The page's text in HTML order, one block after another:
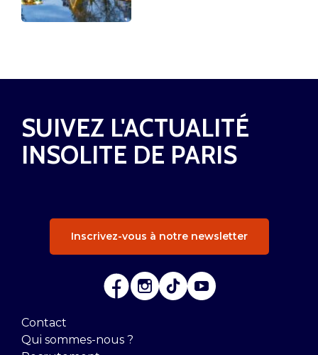
SUIVEZ L'ACTUALITÉ
INSOLITE DE PARIS
Inscrivez-vous à notre newsletter
Contact
Qui sommes-nous ?